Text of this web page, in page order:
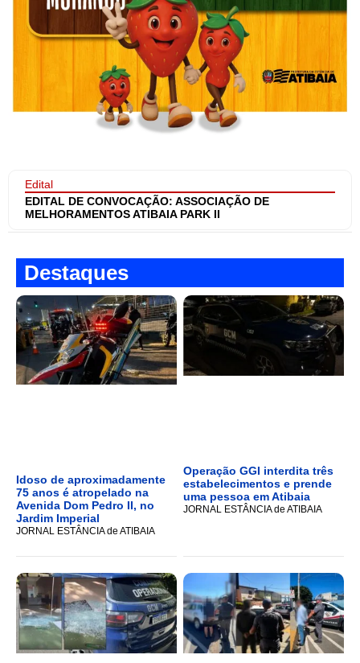
Edital
EDITAL DE CONVOCAÇÃO: ASSOCIAÇÃO DE
MELHORAMENTOS ATIBAIA PARK II
Destaques
Idoso de aproximadamente
75 anos é atropelado na
Avenida Dom Pedro II, no
Jardim Imperial
JORNAL ESTÂNCIA de ATIBAIA
Operação GGI interdita três
estabelecimentos e prende
uma pessoa em Atibaia
JORNAL ESTÂNCIA de ATIBAIA